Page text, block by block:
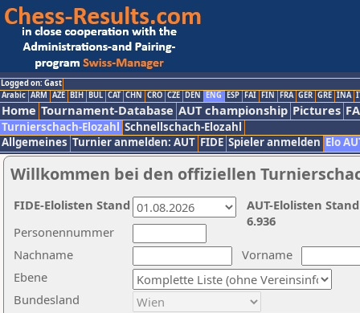
Logged on: Gast
Arabic ARM AZE BIH BUL CAT CHN CRO CZE DEN ENG ESP FAI FIN FRA GER GRE INA
Home Tournament-Database AUT championship Pictures
Turnierschach-Elozahl Schnellschach-Elozahl
Allgemeines Turnier anmelden: AUT FIDE Spieler anmelden Elo
Willkommen bei den offiziellen
Nachname
Vorname
Ebene
Personennummer
Bundesland
AUT-Elolisten
6.936
FIDE-Elolisten Stand